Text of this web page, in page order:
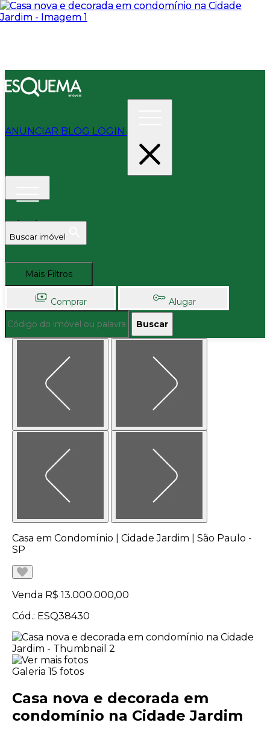
ANUNCIAR BLOG LOGIN
Buscar imóvel
Mais Filtros
Comprar Alugar
Buscar
Casa em Condomínio | Cidade Jardim | São Paulo -
SP
Venda R$ 13.000.000,00
Cód.: ESQ38430
Galeria 15 fotos
Casa nova e decorada em
condomínio na Cidade Jardim